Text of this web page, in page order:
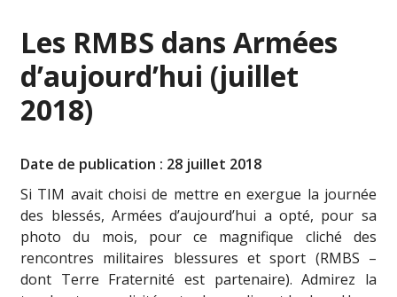
Les RMBS dans Armées
d’aujourd’hui (juillet
2018)
Date de publication : 28 juillet 2018
Si TIM avait choisi de mettre en exergue la journée
des blessés, Armées d’aujourd’hui a opté, pour sa
photo du mois, pour ce magnifique cliché des
rencontres militaires blessures et sport (RMBS –
dont Terre Fraternité est partenaire). Admirez la